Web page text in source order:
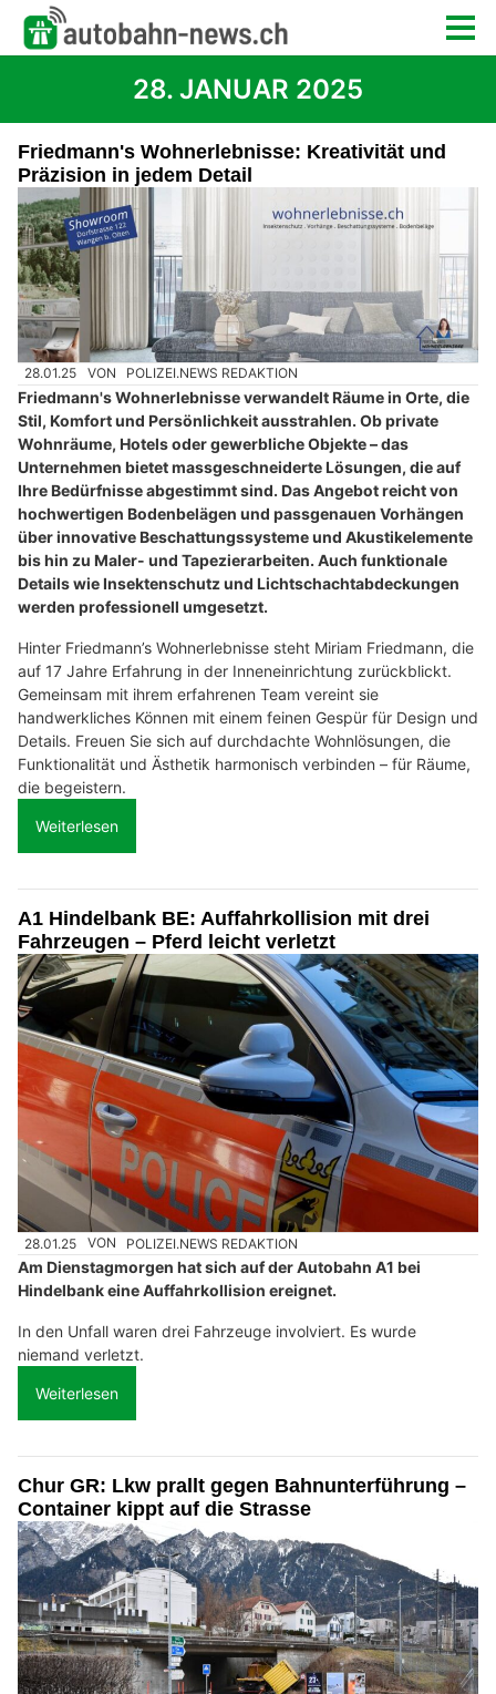
28. JANUAR 2025
Friedmann's Wohnerlebnisse: Kreativität und
Präzision in jedem Detail
28.01.25 VON POLIZEI.NEWS REDAKTION
Friedmann's Wohnerlebnisse verwandelt Räume in Orte, die
Stil, Komfort und Persönlichkeit ausstrahlen. Ob private
Wohnräume, Hotels oder gewerbliche Objekte – das
Unternehmen bietet massgeschneiderte Lösungen, die auf
Ihre Bedürfnisse abgestimmt sind. Das Angebot reicht von
hochwertigen Bodenbelägen und passgenauen Vorhängen
über innovative Beschattungssysteme und Akustikelemente
bis hin zu Maler- und Tapezierarbeiten. Auch funktionale
Details wie Insektenschutz und Lichtschachtabdeckungen
werden professionell umgesetzt.
Hinter Friedmann’s Wohnerlebnisse steht Miriam Friedmann, die
auf 17 Jahre Erfahrung in der Inneneinrichtung zurückblickt.
Gemeinsam mit ihrem erfahrenen Team vereint sie
handwerkliches Können mit einem feinen Gespür für Design und
Details. Freuen Sie sich auf durchdachte Wohnlösungen, die
Funktionalität und Ästhetik harmonisch verbinden – für Räume,
die begeistern.
Weiterlesen
A1 Hindelbank BE: Auffahrkollision mit drei
Fahrzeugen – Pferd leicht verletzt
28.01.25 VON POLIZEI.NEWS REDAKTION
Am Dienstagmorgen hat sich auf der Autobahn A1 bei
Hindelbank eine Auffahrkollision ereignet.
In den Unfall waren drei Fahrzeuge involviert. Es wurde
niemand verletzt.
Weiterlesen
Chur GR: Lkw prallt gegen Bahnunterführung –
Container kippt auf die Strasse